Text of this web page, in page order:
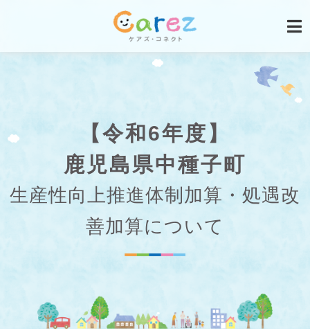
【令和6年度】
鹿児島県中種子町
生産性向上推進体制加算・処遇改
善加算について